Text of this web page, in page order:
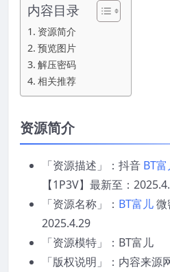
内容目录
资源简介
预览图片
解压密码
相关推荐
资源简介
「资源描述」：抖音 BT
【1P3V】最新至：
「资源名称」： BT富儿微
2025.4.29
「资源模特」：BT富儿
「版权说明」：内容来源